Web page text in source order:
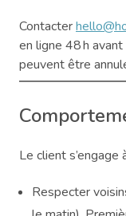
Contacter
en ligne 48 h
peuvent être
Le client s’engage
Respecter